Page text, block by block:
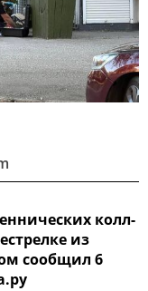
колл-
из
сообщил 6